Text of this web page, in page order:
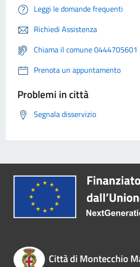
Leggi le domande frequenti
Richiedi Assistenza
Chiama il comune 0444705601
Prenota un appuntamento
Problemi in città
Segnala disservizio
Città di Montecchio